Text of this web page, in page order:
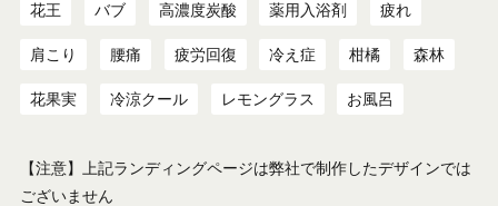
花王 バブ 高濃度炭酸 薬用入浴剤 疲れ
肩こり 腰痛 疲労回復 冷え症 柑橘 森林
花果実 冷涼クール レモングラス お風呂
【注意】上記ランディングページは弊社で制作したデザインでは
ございません